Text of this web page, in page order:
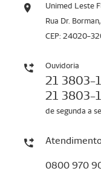
Unimed Leste
Rua Dr.
CEP: 24020-
Ouvidoria
21 3803-
21 3803-
de segunda a
0800 970